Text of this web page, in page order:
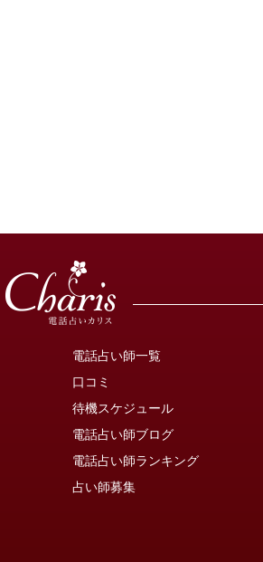
電話占い師一覧
口コミ
待機スケジュール
電話占い師ブログ
電話占い師ランキング
占い師募集